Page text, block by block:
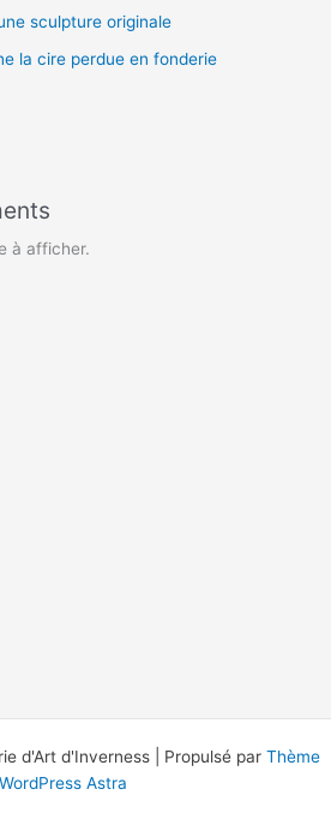
sculpture originale
la cire perdue en fonderie
à afficher.
d'Art d'Inverness | Propulsé par Thème
WordPress Astra